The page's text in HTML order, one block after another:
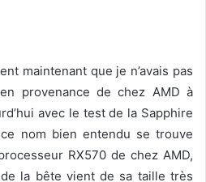
maintenant que je n’avais pas
provenance de chez AMD à
avec le test de la Sapphire
nom bien entendu se trouve
RX570 de chez AMD,
la bête vient de sa taille très